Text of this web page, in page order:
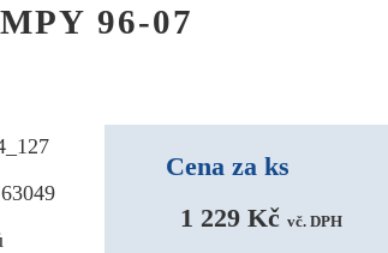
96-07
Cena za ks
1 229 Kč vč. DPH